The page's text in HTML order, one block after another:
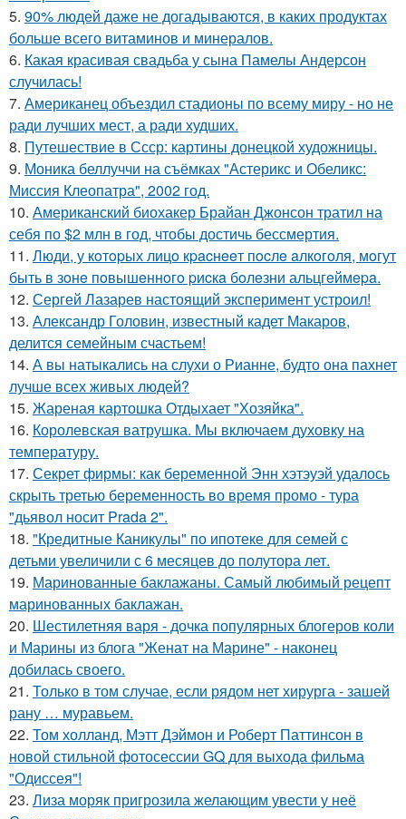
5. 90% людей даже не догадываются, в каких продуктах
больше всего витаминов и минералов.
6. Какая красивая свадьба у сына Памелы Андерсон
случилась!
7. Американец объездил стадионы по всему миру - но не
ради лучших мест, а ради худших.
8. Путешествие в Ссср: картины донецкой художницы.
9. Моника беллуччи на съёмках "Астерикс и Обеликс:
Миссия Клеопатра", 2002 год.
10. Американский биохакер Брайан Джонсон тратил на
себя по $2 млн в год, чтобы достичь бессмертия.
11. Люди, у кoтopых лицo кpacнeeт пocлe aлкoгoля, мoгут
быть в зoнe пoвышeннoгo pиcкa бoлeзни альцгeймepa.
12. Сергей Лазарев настоящий эксперимент устроил!
13. Александр Головин, известный кадет Макаров,
делится семейным счастьем!
14. А вы натыкались на слухи о Рианне, будто она пахнет
лучше всех живых людей?
15. Жареная картошка Отдыхает "Хозяйка".
16. Королевская ватрушка. Мы включаем духовку на
температуру.
17. Секрет фирмы: как беременной Энн хэтэуэй удалось
скрыть третью беременность во время промо - тура
"дьявол носит Prada 2".
18. "Кредитные Каникулы" по ипотеке для семей с
детьми увеличили с 6 месяцев до полутора лет.
19. Маринованные баклажаны. Самый любимый рецепт
маринованных баклажан.
20. Шестилетняя варя - дочка популярных блогеров коли
и Марины из блога "Женат на Марине" - наконец
добилась своего.
21. Только в том случае, если рядом нет хирурга - зашей
рану … муравьем.
22. Том холланд, Мэтт Дэймон и Роберт Паттинсон в
новой стильной фотосессии GQ для выхода фильма
"Одиссея"!
23. Лиза моряк пригрозила желающим увести у неё